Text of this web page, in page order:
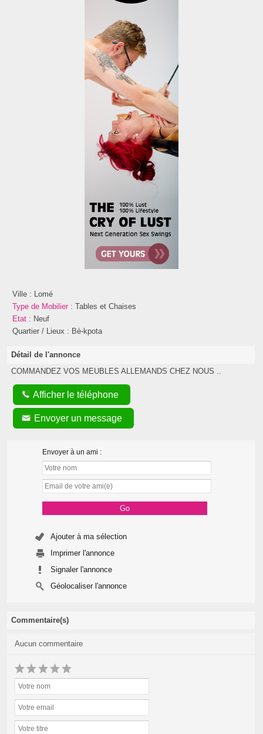
Ville : Lomé
Type de Mobilier : Tables et Chaises
Etat : Neuf
Quartier / Lieux : Bè-kpota
Détail de l'annonce
COMMANDEZ VOS MEUBLES ALLEMANDS CHEZ NOUS ..
Afficher le téléphone
Envoyer un message
Envoyer à un ami :
Ajouter à ma sélection
Imprimer l'annonce
Signaler l'annonce
Géolocaliser l'annonce
Commentaire(s)
Aucun commentaire